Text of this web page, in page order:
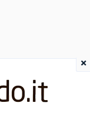
×